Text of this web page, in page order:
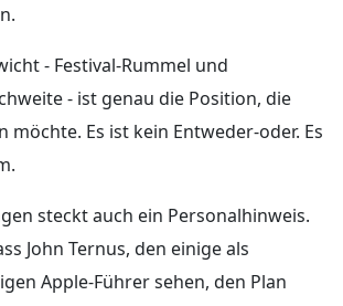
- Festival-Rummel und
- ist genau die Position, die
möchte. Es ist kein Entweder-oder. Es
steckt auch ein Personalhinweis.
John Ternus, den einige als
Apple-Führer sehen, den Plan